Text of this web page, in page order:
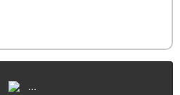
...